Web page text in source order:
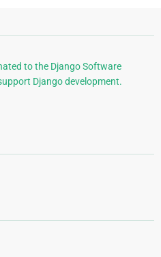
to the Django Software
Django development.